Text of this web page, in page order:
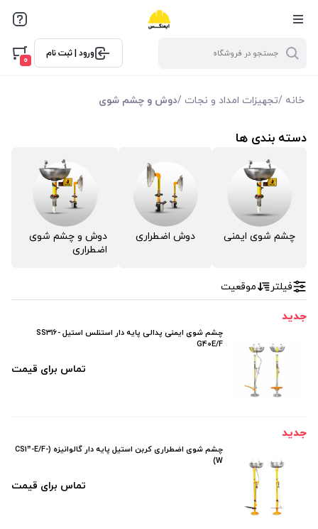
ورود | ثبت نام
0
خانه /تجهیزات امداد و نجات /دوش و چشم شوی
دسته بندی ها
چشم شوی ایمنی دوش اضطراری
دوش و چشم شوی
اضطراری
فیلتر بر اساس قیمت
فیلتر موقعیت
جدید
چشم شوی ایمنی پدالی پایه‌ دار استنلس استیل SS316-
G40E/F
تماس برای قیمت
جدید
چشم شوی اضطراری کربن استیل پایه دار گالوانیزه (CS1”-E/F-
W)
تماس برای قیمت